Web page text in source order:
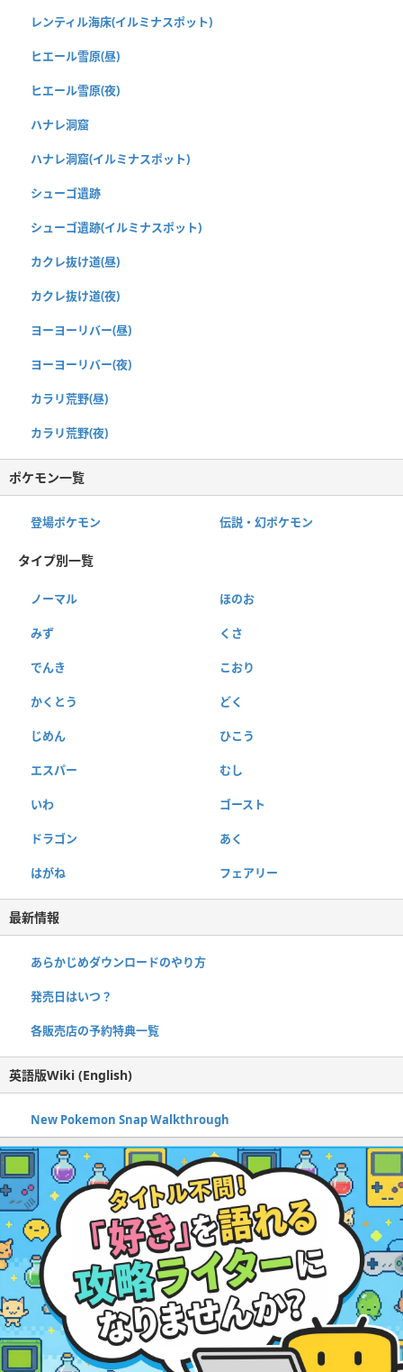
レンティル海床(イルミナスポット)
ヒエール雪原(昼)
ヒエール雪原(夜)
ハナレ洞窟
ハナレ洞窟(イルミナスポット)
シューゴ遺跡
シューゴ遺跡(イルミナスポット)
カクレ抜け道(昼)
カクレ抜け道(夜)
ヨーヨーリバー(昼)
ヨーヨーリバー(夜)
カラリ荒野(昼)
カラリ荒野(夜)
ポケモン一覧
登場ポケモン 伝説・幻ポケモン
タイプ別一覧
ノーマル ほのお
みず くさ
でんき こおり
かくとう どく
じめん ひこう
エスパー むし
いわ ゴースト
ドラゴン あく
はがね フェアリー
最新情報
あらかじめダウンロードのやり方
発売日はいつ？
各販売店の予約特典一覧
英語版Wiki (English)
New Pokemon Snap Walkthrough